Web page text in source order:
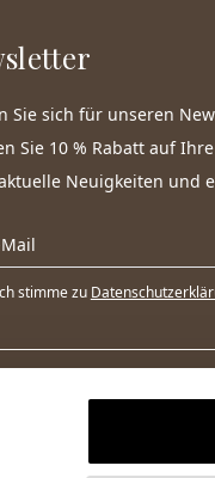
Sie sich für unseren
Sie 10 % Rabatt auf
Neuigkeiten und
stimme zu